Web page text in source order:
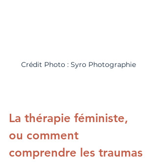
Crédit Photo : Syro Photographie
La thérapie féministe,
ou comment
comprendre les traumas